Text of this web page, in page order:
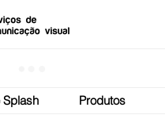
Produtos